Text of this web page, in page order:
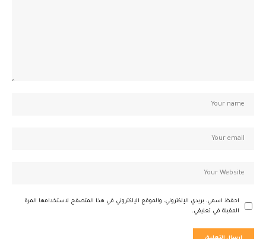
احفظ اسمي، بريدي الإلكتروني، والموقع الإلكتروني في هذا المتصفح لاستخدامها المرة
المقبلة في تعليقي.